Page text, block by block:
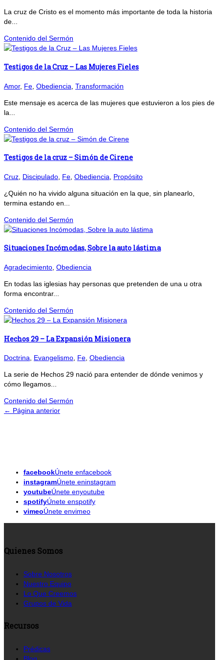
La cruz de Cristo es el momento más importante de toda la historia
de...
Contenido del Sermón
Testigos de la Cruz – Las Mujeres Fieles
Amor, Fe Obediencia Transformación
Este mensaje es acerca de las mujeres que estuvieron a los pies de
la...
Contenido del Sermón
Testigos de la cruz – Simón de Cirene
Cruz Discipulado Fe Obediencia Propósito
¿Quién no ha vivido alguna situación en la que, sin planearlo,
termina estando en...
Contenido del Sermón
Situaciones Incómodas, Sobre la auto lástima
Agradecimiento Obediencia
En todas las iglesias hay personas que pretenden de una u otra
forma encontrar...
Contenido del Sermón
Hechos 29 – La Expansión Misionera
Doctrina, Evangelismo, Fe, Obediencia
La serie de Hechos 29 nació para entender de dónde venimos y
cómo llegamos...
Contenido del Sermón
← Página anterior
facebookÚnete enfacebook
instagramÚnete eninstagram
youtubeÚnete enyoutube
spotifyÚnete enspotify
vimeoÚnete envimeo
Quienes Somos
Sobre Nosotros
Nuestro Equipo
Lo Que Creemos
Grupos de Vida
Recursos
Prédicas